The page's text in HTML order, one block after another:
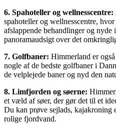
6. Spahoteller og wellnesscentre:
spahoteller og wellnesscentre,
afslappende behandlinger og nyde
panoramaudsigt over det
7. Golfbaner: Himmerland er
nogle af de bedste golfbaner i
de velplejede baner og nyd den
8. Limfjorden og søerne:
et væld af søer, der gør det til et
Du kan prøve sejlads, kajakroning
rolige fjordvand.